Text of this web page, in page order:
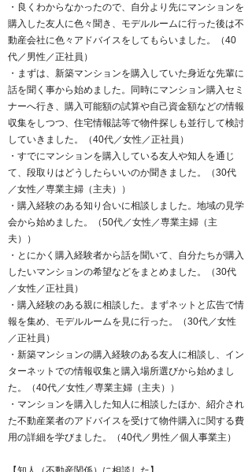
・良くわからなかったので、自分より先にマンションを
購入した友人に色々聞き、モデルルームに行った後は不
動産会社に色々アドバイスをしてもらいました。（40
代／男性／正社員）
・まずは、新築マンションを購入していた身近な先輩に
話を聞く事から始めました。同時にマンション購入セミ
ナーへ行き、購入可能額の試算や自己資金額などの情報
収集をしつつ、住宅情報誌等で物件探しも並行して検討
していきました。（40代／女性／正社員）
・すでにマンションを購入している友人や知人を通じ
て、段取りはどうしたらいいのか聞きました。（30代
／女性／専業主婦（主夫））
・購入経験のある知り合いに相談しました。地域の見学
会から始めました。（50代／女性／専業主婦（主
夫））
・とにかく購入経験者から話を聞いて、自分たちが購入
したいマンションの希望などをまとめました。（30代
／女性／正社員）
・購入経験のある親に相談した。まずネットと広告で情
報を集め、モデルルームを見に行った。（30代／女性
／正社員）
・新築マンションの購入経験のある友人に相談し、イン
ターネットでの情報収集と購入場所選びから始めまし
た。（40代／女性／専業主婦（主夫））
・マンションを購入した知人に相談したほか、紹介され
た不動産業者のアドバイスを受けて物件購入に関する費
用の詳細を学びました。（40代／男性／個人事業主）